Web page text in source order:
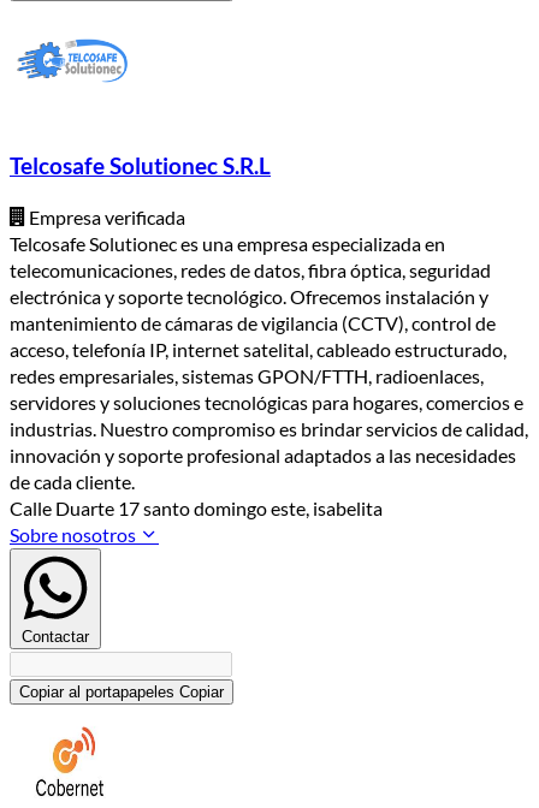
Telcosafe Solutionec S.R.L
Empresa verificada
Telcosafe Solutionec es una empresa especializada en
telecomunicaciones, redes de datos, fibra óptica, seguridad
electrónica y soporte tecnológico. Ofrecemos instalación y
mantenimiento de cámaras de vigilancia (CCTV), control de
acceso, telefonía IP, internet satelital, cableado estructurado,
redes empresariales, sistemas GPON/FTTH, radioenlaces,
servidores y soluciones tecnológicas para hogares, comercios e
industrias. Nuestro compromiso es brindar servicios de calidad,
innovación y soporte profesional adaptados a las necesidades
de cada cliente.
Calle Duarte 17 santo domingo este, isabelita
Sobre nosotros
Contactar
Copiar al portapapeles Copiar